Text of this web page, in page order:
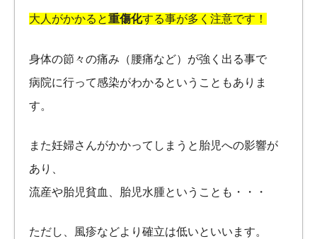
大人がかかると重傷化する事が多く注意です！
身体の節々の痛み（腰痛など）が強く出る事で
病院に行って感染がわかるということもありま
す。
また妊婦さんがかかってしまうと胎児への影響が
あり、
流産や胎児貧血、胎児水腫ということも・・・
ただし、風疹などより確立は低いといいます。